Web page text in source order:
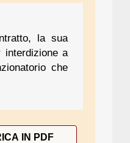
la sua
a
che
IN PDF